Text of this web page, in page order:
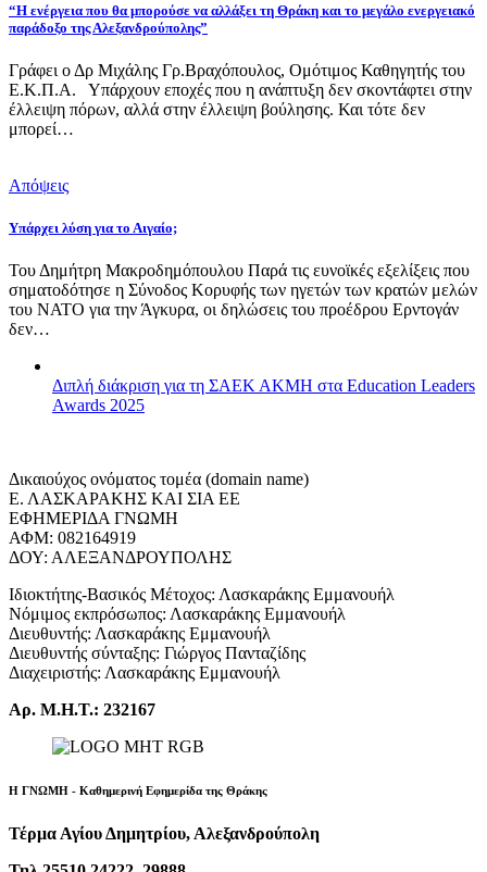
“Η ενέργεια που θα μπορούσε να αλλάξει τη Θράκη και το μεγάλο ενεργειακό
παράδοξο της Αλεξανδρούπολης”
Γράφει ο Δρ Μιχάλης Γρ.Βραχόπουλος, Ομότιμος Καθηγητής του
Ε.Κ.Π.Α. Υπάρχουν εποχές που η ανάπτυξη δεν σκοντάφτει στην
έλλειψη πόρων, αλλά στην έλλειψη βούλησης. Και τότε δεν
μπορεί…
Απόψεις
Υπάρχει λύση για το Αιγαίο;
Του Δημήτρη Μακροδημόπουλου Παρά τις ευνοϊκές εξελίξεις που
σηματοδότησε η Σύνοδος Κορυφής των ηγετών των κρατών μελών
του ΝΑΤΟ για την Άγκυρα, οι δηλώσεις του προέδρου Ερντογάν
δεν…
Διπλή διάκριση για τη ΣΑΕΚ ΑΚΜΗ στα Education Leaders
Awards 2025
Δικαιούχος ονόματος τομέα (domain name)
Ε. ΛΑΣΚΑΡΑΚΗΣ ΚΑΙ ΣΙΑ ΕΕ
ΕΦΗΜΕΡΙΔΑ ΓΝΩΜΗ
ΑΦΜ: 082164919
ΔΟΥ: ΑΛΕΞΑΝΔΡΟΥΠΟΛΗΣ
Ιδιοκτήτης-Βασικός Μέτοχος: Λασκαράκης Εμμανουήλ
Νόμιμος εκπρόσωπος: Λασκαράκης Εμμανουήλ
Διευθυντής: Λασκαράκης Εμμανουήλ
Διευθυντής σύνταξης: Γιώργος Πανταζίδης
Διαχειριστής: Λασκαράκης Εμμανουήλ
Αρ. Μ.Η.Τ.: 232167
Η ΓΝΩΜΗ - Καθημερινή Εφημερίδα της Θράκης
Τέρμα Αγίου Δημητρίου, Αλεξανδρούπολη